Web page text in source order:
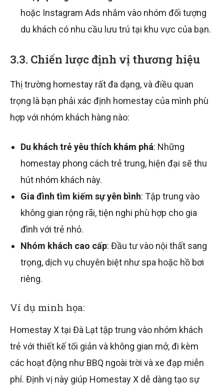
hoặc Instagram Ads nhắm vào nhóm đối tượng
du khách có nhu cầu lưu trú tại khu vực của bạn.
3.3. Chiến lược định vị thương hiệu
Thị trường homestay rất đa dạng, và điều quan
trọng là bạn phải xác định homestay của mình phù
hợp với nhóm khách hàng nào:
Du khách trẻ yêu thích khám phá: Những
homestay phong cách trẻ trung, hiện đại sẽ thu
hút nhóm khách này.
Gia đình tìm kiếm sự yên bình: Tập trung vào
không gian rộng rãi, tiện nghi phù hợp cho gia
đình với trẻ nhỏ.
Nhóm khách cao cấp: Đầu tư vào nội thất sang
trọng, dịch vụ chuyên biệt như spa hoặc hồ bơi
riêng.
Ví dụ minh họa:
Homestay X tại Đà Lạt tập trung vào nhóm khách
trẻ với thiết kế tối giản và không gian mở, đi kèm
các hoạt động như BBQ ngoài trời và xe đạp miễn
phí. Định vị này giúp Homestay X dễ dàng tạo sự